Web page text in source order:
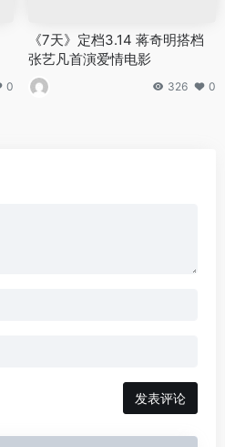
0
《7天》定档3.14 蒋奇明搭档
张艺凡首演爱情电影
326 0
发表评论